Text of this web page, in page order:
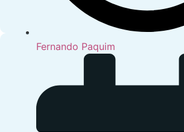
Fernando Paquim